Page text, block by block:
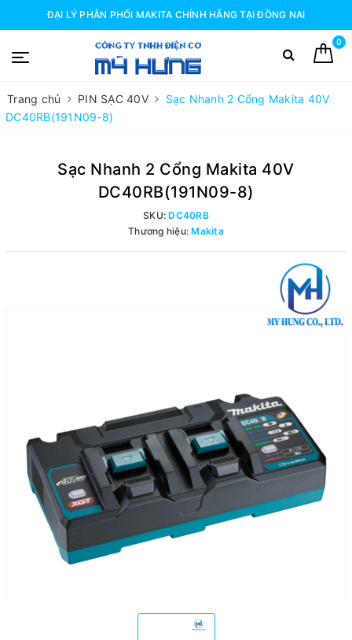
ĐẠI LÝ PHÂN PHỐI MAKITA CHÍNH HÃNG TẠI ĐỒNG NAI
0
Trang chủ PIN SẠC 40V
Sạc Nhanh 2 Cổng Makita 40V
DC40RB(191N09-8)
Sạc Nhanh 2 Cổng Makita 40V
DC40RB(191N09-8)
SKU:DC40RB
Thương hiệu:Makita